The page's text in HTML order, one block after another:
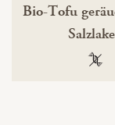
Bio-Tofu
Salzlake
100